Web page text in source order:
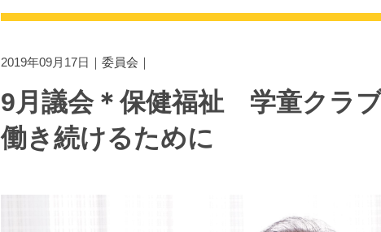
2019年09月17日｜ 委員会 ｜
9月議会＊保健福祉 学童クラ
働き続けるために